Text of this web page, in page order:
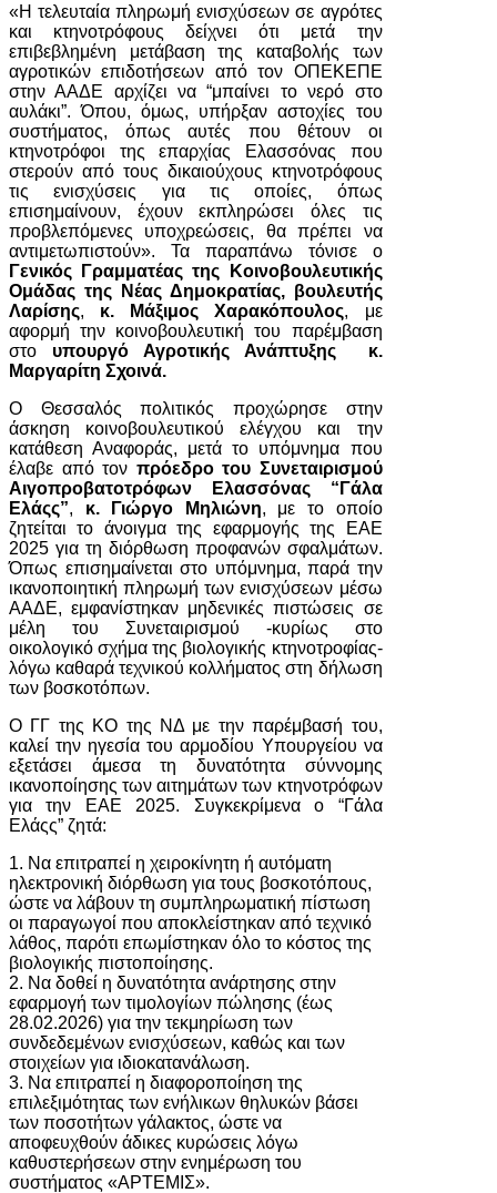
«Η τελευταία πληρωμή ενισχύσεων σε αγρότες
και κτηνοτρόφους δείχνει ότι μετά την
επιβεβλημένη μετάβαση της καταβολής των
αγροτικών επιδοτήσεων από τον ΟΠΕΚΕΠΕ
στην ΑΑΔΕ αρχίζει να “μπαίνει το νερό στο
αυλάκι”. Όπου, όμως, υπήρξαν αστοχίες του
συστήματος, όπως αυτές που θέτουν οι
κτηνοτρόφοι της επαρχίας Ελασσόνας που
στερούν από τους δικαιούχους κτηνοτρόφους
τις ενισχύσεις για τις οποίες, όπως
επισημαίνουν, έχουν εκπληρώσει όλες τις
προβλεπόμενες υποχρεώσεις, θα πρέπει να
αντιμετωπιστούν». Τα παραπάνω τόνισε ο
Γενικός Γραμματέας της Κοινοβουλευτικής
Ομάδας της Νέας Δημοκρατίας, βουλευτής
Λαρίσης, κ. Μάξιμος Χαρακόπουλος, με
αφορμή την κοινοβουλευτική του παρέμβαση
στο υπουργό Αγροτικής Ανάπτυξης κ.
Μαργαρίτη Σχοινά.
Ο Θεσσαλός πολιτικός προχώρησε στην
άσκηση κοινοβουλευτικού ελέγχου και την
κατάθεση Αναφοράς, μετά το υπόμνημα που
έλαβε από τον πρόεδρο του Συνεταιρισμού
Αιγοπροβατοτρόφων Ελασσόνας “Γάλα
Ελάςς”, κ. Γιώργο Μηλιώνη, με το οποίο
ζητείται το άνοιγμα της εφαρμογής της ΕΑΕ
2025 για τη διόρθωση προφανών σφαλμάτων.
Όπως επισημαίνεται στο υπόμνημα, παρά την
ικανοποιητική πληρωμή των ενισχύσεων μέσω
ΑΑΔΕ, εμφανίστηκαν μηδενικές πιστώσεις σε
μέλη του Συνεταιρισμού -κυρίως στο
οικολογικό σχήμα της βιολογικής κτηνοτροφίας-
λόγω καθαρά τεχνικού κολλήματος στη δήλωση
των βοσκοτόπων.
Ο ΓΓ της ΚΟ της ΝΔ με την παρέμβασή του,
καλεί την ηγεσία του αρμοδίου Υπουργείου να
εξετάσει άμεσα τη δυνατότητα σύννομης
ικανοποίησης των αιτημάτων των κτηνοτρόφων
για την ΕΑΕ 2025. Συγκεκρίμενα ο “Γάλα
Ελάςς” ζητά:
1. Να επιτραπεί η χειροκίνητη ή αυτόματη
ηλεκτρονική διόρθωση για τους βοσκοτόπους,
ώστε να λάβουν τη συμπληρωματική πίστωση
οι παραγωγοί που αποκλείστηκαν από τεχνικό
λάθος, παρότι επωμίστηκαν όλο το κόστος της
βιολογικής πιστοποίησης.
2. Να δοθεί η δυνατότητα ανάρτησης στην
εφαρμογή των τιμολογίων πώλησης (έως
28.02.2026) για την τεκμηρίωση των
συνδεδεμένων ενισχύσεων, καθώς και των
στοιχείων για ιδιοκατανάλωση.
3. Να επιτραπεί η διαφοροποίηση της
επιλεξιμότητας των ενήλικων θηλυκών βάσει
των ποσοτήτων γάλακτος, ώστε να
αποφευχθούν άδικες κυρώσεις λόγω
καθυστερήσεων στην ενημέρωση του
συστήματος «ΑΡΤΕΜΙΣ».